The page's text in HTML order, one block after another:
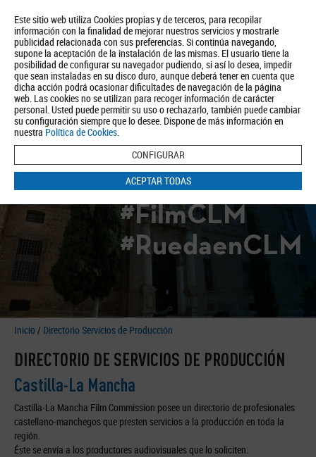
Este sitio web utiliza Cookies propias y de terceros, para recopilar
información con la finalidad de mejorar nuestros servicios y mostrarle
publicidad relacionada con sus preferencias. Si continúa navegando,
supone la aceptación de la instalación de las mismas. El usuario tiene la
posibilidad de configurar su navegador pudiendo, si así lo desea, impedir
que sean instaladas en su disco duro, aunque deberá tener en cuenta que
dicha acción podrá ocasionar dificultades de navegación de la página
web. Las cookies no se utilizan para recoger información de carácter
personal. Usted puede permitir su uso o rechazarlo, también puede cambiar
su configuración siempre que lo desee. Dispone de más información en
nuestra Política de Cookies.
CONFIGURAR
ACEPTAR TODAS
Quiénes somos Turismo Política de Privacidad Aviso Legal
Política de Cookies
BUSCAR
#FilmCLM
#RuedaenCLM
Inicio / Directorio Servicios de Producción
DIRECTORIO DE SERVICIOS DE PRODUCCIÓN
Castilla-La Mancha
Castilla-La Mancha Film Commission posee un directorio de profesionales
castellano-manchegos que presten servicios a la producción en toda la
región.
Éste se envía a los productores audiovisuales que lo soliciten.